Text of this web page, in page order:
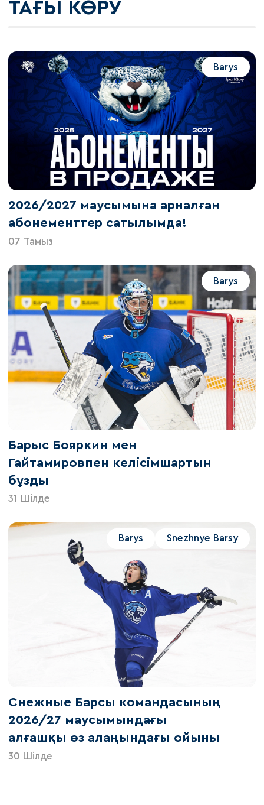
ТАҒЫ КӨРУ
Barys
2026/2027 маусымына арналған
абонементтер сатылымда!
07 Тамыз
Barys
Барыс Бояркин мен
Гайтамировпен келісімшартын
бұзды
31 Шілде
Barys Snezhnye Barsy
Снежные Барсы командасының
2026/27 маусымындағы
алғашқы өз алаңындағы ойыны
30 Шілде